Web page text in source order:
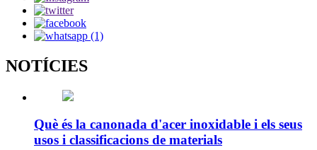
NOTÍCIES
Què és la canonada d'acer inoxidable i els seus
usos i classificacions de materials